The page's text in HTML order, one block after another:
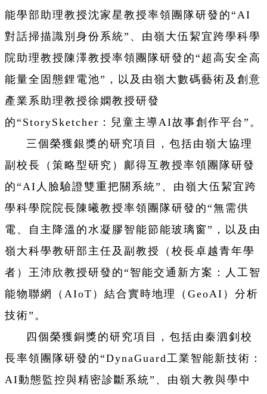
能學部助理教授沈家星教授率領團隊研發的“AI
對話掃描識別身份系統”、由嶺大伍絜宜跨學科學
院助理教授陳澤教授率領團隊研發的“超高安全高
能量全固態鋰電池”，以及由嶺大數碼藝術及創意
產業系助理教授徐嫻教授研發
的“StorySketcher：兒童主導AI故事創作平台”。
三個榮獲銀獎的研究項目，包括由嶺大協理
副校長（策略型研究）鄺得互教授率領團隊研發
的“AI人臉驗證雙重把關系統”、由嶺大伍絜宜跨
學科學院院長陳曦教授率領團隊研發的“無需供
電、自主降溫的水凝膠智能節能玻璃窗”，以及由
嶺大科學教研部主任及副教授（校長卓越青年學
者）王沛欣教授研發的“智能交通新方案：人工智
能物聯網（AIoT）結合實時地理（GeoAI）分析
技術”。
四個榮獲銅獎的研究項目，包括由秦泗釗校
長率領團隊研發的“DynaGuard工業智能新技術：
AI動態監控與精密診斷系統”、由嶺大教與學中